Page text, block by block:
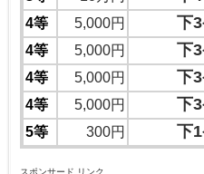
4等 5,000円 下
4等 5,000円 下
4等 5,000円 下
4等 5,000円 下
5等 300円 下
スポンサード リンク